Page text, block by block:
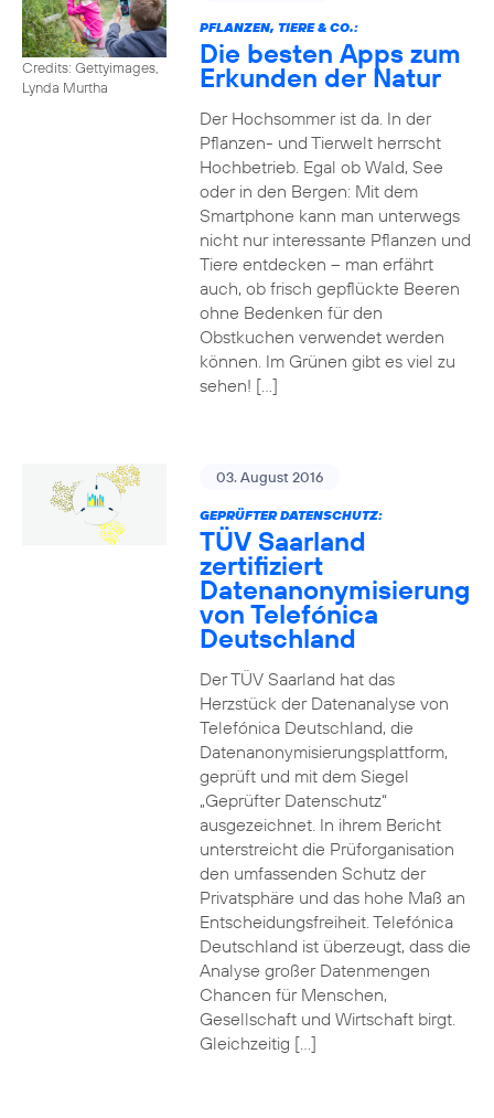
Credits: Gettyimages,
Lynda Murtha
PFLANZEN, TIERE & CO.:
Die besten Apps zum
Erkunden der Natur
Der Hochsommer ist da. In der
Pflanzen- und Tierwelt herrscht
Hochbetrieb. Egal ob Wald, See
oder in den Bergen: Mit dem
Smartphone kann man unterwegs
nicht nur interessante Pflanzen und
Tiere entdecken – man erfährt
auch, ob frisch gepflückte Beeren
ohne Bedenken für den
Obstkuchen verwendet werden
können. Im Grünen gibt es viel zu
sehen! […]
03. August 2016
GEPRÜFTER DATENSCHUTZ:
TÜV Saarland
zertifiziert
Datenanonymisierung
von Telefónica
Deutschland
Der TÜV Saarland hat das
Herzstück der Datenanalyse von
Telefónica Deutschland, die
Datenanonymisierungsplattform,
geprüft und mit dem Siegel
„Geprüfter Datenschutz“
ausgezeichnet. In ihrem Bericht
unterstreicht die Prüforganisation
den umfassenden Schutz der
Privatsphäre und das hohe Maß an
Entscheidungsfreiheit. Telefónica
Deutschland ist überzeugt, dass die
Analyse großer Datenmengen
Chancen für Menschen,
Gesellschaft und Wirtschaft birgt.
Gleichzeitig […]